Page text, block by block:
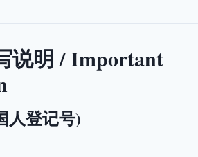
说明 / Important
人登记号)